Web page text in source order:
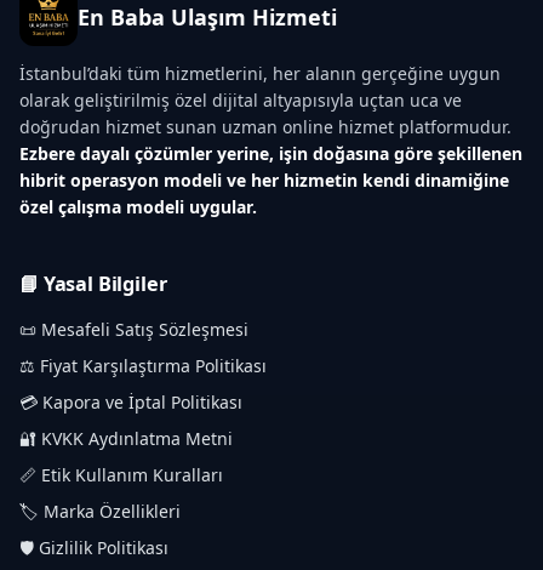
En Baba Ulaşım Hizmeti
İstanbul’daki tüm hizmetlerini, her alanın gerçeğine uygun
olarak geliştirilmiş özel dijital altyapısıyla uçtan uca ve
doğrudan hizmet sunan uzman online hizmet platformudur.
Ezbere dayalı çözümler yerine, işin doğasına göre şekillenen
hibrit operasyon modeli ve her hizmetin kendi dinamiğine
özel çalışma modeli uygular.
📘 Yasal Bilgiler
📜 Mesafeli Satış Sözleşmesi
⚖️ Fiyat Karşılaştırma Politikası
💳 Kapora ve İptal Politikası
🔐 KVKK Aydınlatma Metni
📏 Etik Kullanım Kuralları
🏷️ Marka Özellikleri
🛡️ Gizlilik Politikası